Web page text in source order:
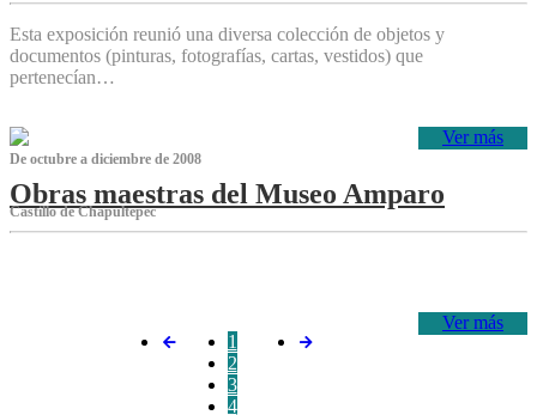
Esta exposición reunió una diversa colección de objetos y
documentos (pinturas, fotografías, cartas, vestidos) que
pertenecían…
Ver más
De octubre a diciembre de 2008
Obras maestras del Museo Amparo
Castillo de Chapultepec
Ver más
1
2
3
4